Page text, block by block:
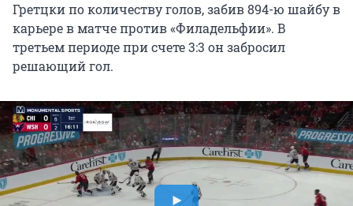
Гретцки по количеству голов, забив 894-ю шайбу в
карьере в матче против «Филадельфии». В
третьем периоде при счете 3:3 он забросил
решающий гол.